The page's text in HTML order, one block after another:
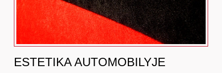
ESTETIKA AUTOMOBILYJE